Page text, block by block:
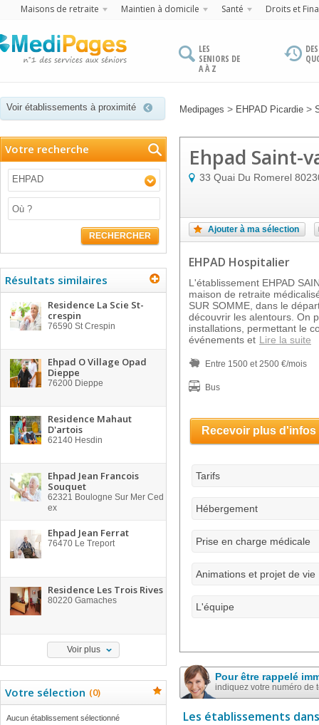
Maisons de retraite Maintien à domicile Santé Droits et
LES
SENIORS DE
A À Z
Voir établissements à proximité Medipages > EHPAD Picardie >
Votre recherche
EHPAD
RECHERCHER
Résultats similaires
Residence La Scie St-
crespin
76590 St Crespin
Ehpad O Village Opad
Dieppe
76200 Dieppe
Residence Mahaut
D'artois
62140 Hesdin
Ehpad Jean Francois
Souquet
62321 Boulogne Sur Mer Ced
ex
Ehpad Jean Ferrat
76470 Le Treport
Residence Les Trois Rives
80220 Gamaches
Voir plus
Votre sélection (0)
Aucun établissement sélectionné
Ehpad Saint-
33 Quai Du Romerel
Ajouter à ma sélection
EHPAD Hospitalier
L'établissement EHPAD
maison de retraite
SUR SOMME, dans le
découvrir les alentours. On
installations, permettant le
événements et Lire la suite
Entre 1500 et 2500 €/mois
Bus
Recevoir plus d'infos
Tarifs
Hébergement
Prise en charge médicale
Animations et projet de vie
L'équipe
Pour être rappelé
indiquez votre numéro de
Les établissements